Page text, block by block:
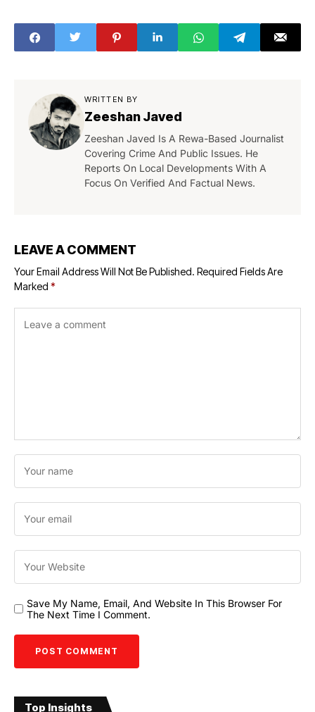
WRITTEN BY
Zeeshan Javed
Zeeshan Javed Is A Rewa-Based Journalist
Covering Crime And Public Issues. He
Reports On Local Developments With A
Focus On Verified And Factual News.
LEAVE A COMMENT
Your Email Address Will Not Be Published. Required Fields Are
Marked *
Save My Name, Email, And Website In This Browser For
The Next Time I Comment.
Top Insights